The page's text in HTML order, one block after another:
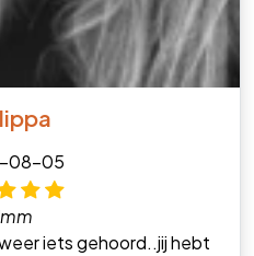
08-05
iets gehoord..jij hebt